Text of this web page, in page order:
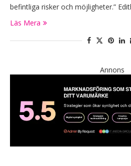
befintliga risker och möjligheter.”
Läs Mera
Annons